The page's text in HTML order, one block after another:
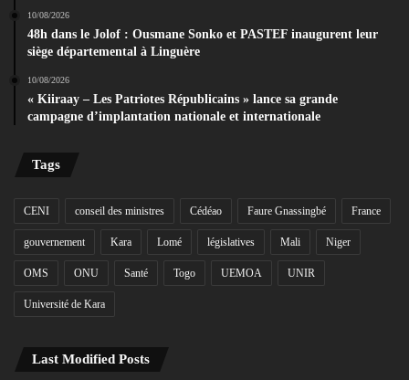
10/08/2026
48h dans le Jolof : Ousmane Sonko et PASTEF inaugurent leur
siège départemental à Linguère
10/08/2026
« Kiiraay – Les Patriotes Républicains » lance sa grande
campagne d’implantation nationale et internationale
Tags
CENI conseil des ministres Cédéao Faure Gnassingbé France
gouvernement Kara Lomé législatives Mali Niger
OMS ONU Santé Togo UEMOA UNIR
Université de Kara
Last Modified Posts